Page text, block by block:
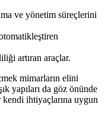
ve yönetim süreçlerini
artıran araçlar.
mimarların elini
yapıları da göz önünde
kendi ihtiyaçlarına uygun